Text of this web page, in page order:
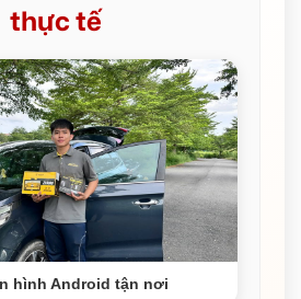
thực tế
hình Android tận nơi